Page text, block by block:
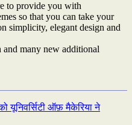
to provide you with
so that you can take your
simplicity, elegant design and
and many new additional